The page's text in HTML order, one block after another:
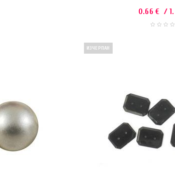
0.66€ /
ИЗЧЕРПАН